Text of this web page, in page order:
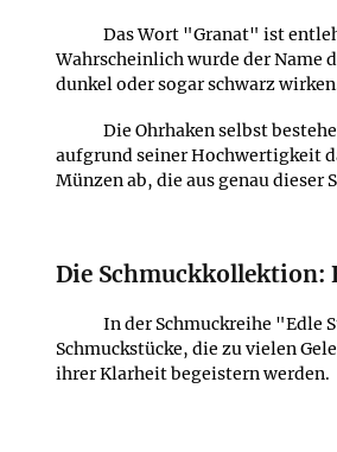
Das Wort "Granat" ist
Wahrscheinlich wurde der Name
dunkel oder sogar schwarz
Die Ohrhaken selbst
aufgrund seiner Hochwertigkeit
Münzen ab, die aus genau dieser
Die Schmuckkollektion:
In der Schmuckreihe "Edle
Schmuckstücke, die zu vielen
ihrer Klarheit begeistern werden.